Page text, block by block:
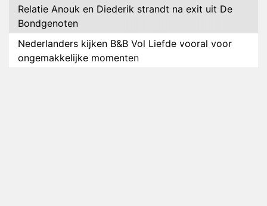
Relatie Anouk en Diederik strandt na exit uit De
Bondgenoten
Nederlanders kijken B&B Vol Liefde vooral voor
ongemakkelijke momenten